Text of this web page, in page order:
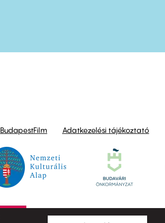
BudapestFilm Adatkezelési tájékoztató